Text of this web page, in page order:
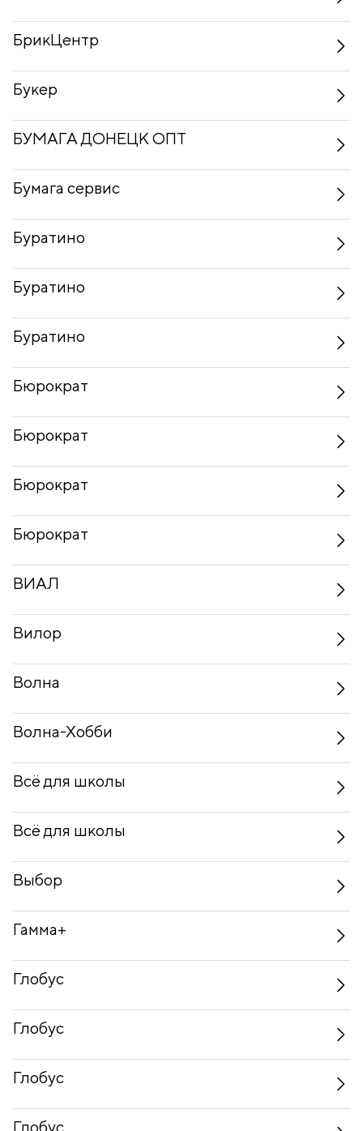
БрикЦентр
Букер
БУМАГА ДОНЕЦК ОПТ
Бумага сервис
Буратино
Буратино
Буратино
Бюрократ
Бюрократ
Бюрократ
Бюрократ
ВИАЛ
Вилор
Волна
Волна-Хобби
Всё для школы
Всё для школы
Выбор
Гамма+
Глобус
Глобус
Глобус
Глобус